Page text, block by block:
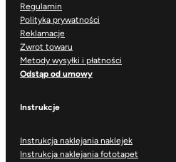
Regulamin
Polityka prywatności
Reklamacje
Zwrot towaru
Metody wysyłki i płatności
Odstąp od umowy
Instrukcje
Instrukcja naklejania naklejek
Instrukcja naklejania fototapet